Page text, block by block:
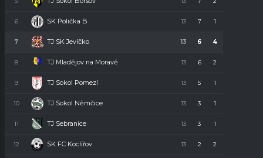
6 SK Polička B 13 7 1
7 TJ SK Jevíčko 13 6 4
8 TJ Mladějov na Moravě 13 6 2
9 TJ Sokol Pomezí 13 5 1
10 TJ Sokol Němčice 13 3 1
11 TJ Sebranice 13 3 1
12 SK FC Koclířov 13 2 2